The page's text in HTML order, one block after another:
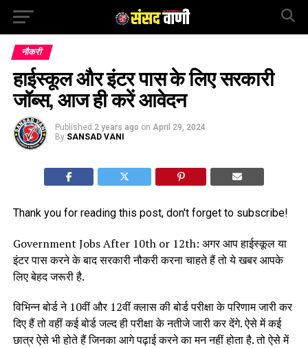
नौकरी
हाईस्कूल और इंटर पास के लिए सरकारी
जॉब्स, आज ही करें आवेदन
Published 2 years ago on April 29, 2024
By SANSAD VANI
Thank you for reading this post, don't forget to subscribe!
Government Jobs After 10th or 12th: अगर आप हाईस्कूल या
इंटर पास करने के बाद सरकारी नौकरी करना चाहते हैं तो ये खबर आपके
लिए बेहद जरूरी है.
विभिन्न बोर्ड ने 10वीं और 12वीं क्लास की बोर्ड परीक्षा के परिणाम जारी कर
दिए हैं तो वहीं कई बोर्ड जल्द ही परीक्षा के नतीजे जारी कर देंगे. ऐसे में कई
छात्र ऐसे भी होते हैं जिनका आगे पढ़ाई करने का मन नहीं होता है. तो ऐसे में